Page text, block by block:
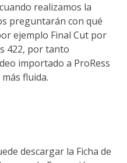
realizamos la
preguntarán con qué
ejemplo Final Cut por
422, por tanto
importado a ProRess
fluida.
descargar la Ficha de